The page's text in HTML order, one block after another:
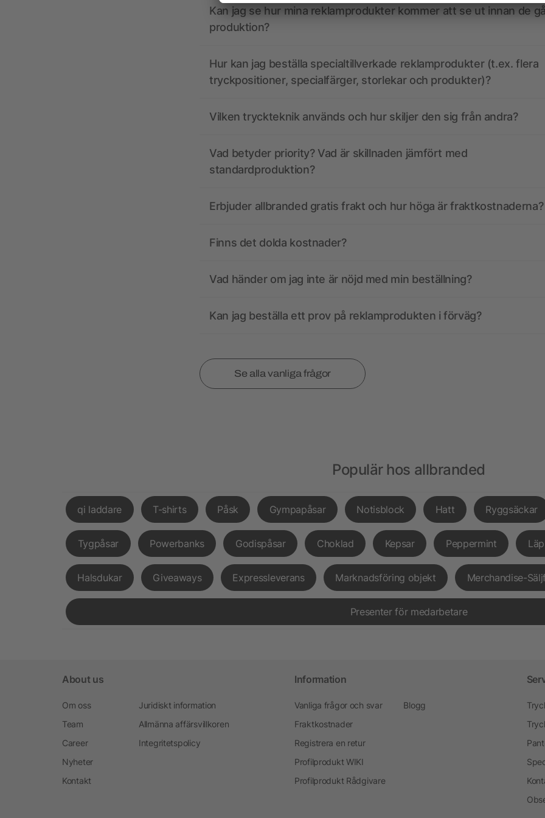
Kan jag se hur mina reklamprodukter kommer att se ut innan de
produktion?
Hur kan jag beställa specialtillverkade reklamprodukter (t.ex. flera
tryckpositioner, specialfärger, storlekar och produkter)?
Vilken tryckteknik används och hur skiljer den sig från andra?
Vad betyder priority? Vad är skillnaden jämfört med
standardproduktion?
Erbjuder allbranded gratis frakt och hur höga är fraktkostnaderna?
Finns det dolda kostnader?
Vad händer om jag inte är nöjd med min beställning?
Kan jag beställa ett prov på reklamprodukten i förväg?
Se alla vanliga frågor
Populär hos allbranded
qi laddare T-shirts Påsk Gympapåsar Notisblock Hatt Ryggsäckar
Tygpåsar Powerbanks Godispåsar Choklad Kepsar Peppermint
Halsdukar Giveaways Expressleverans Marknadsföring objekt Merchandise-
Presenter för medarbetare
About us
Om oss
Team
Career
Nyheter
Kontakt
Juridiskt information
Allmänna affärsvillkoren
Integritetspolicy
Information
Vanliga frågor och svar
Fraktkostnader
Registrera en retur
Profilprodukt WIKI
Profilprodukt Rådgivare
Blogg